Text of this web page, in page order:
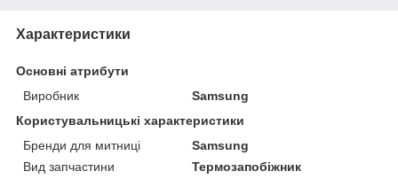
Характеристики
Основні атрибути
Виробник
Samsung
Користувальницькі характеристики
Бренди для митниці
Samsung
Вид запчастини
Термозапобіжник